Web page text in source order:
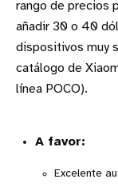
rango de precios
añadir 30 o 40
dispositivos muy
catálogo de
línea POCO).
A favor:
Excelente